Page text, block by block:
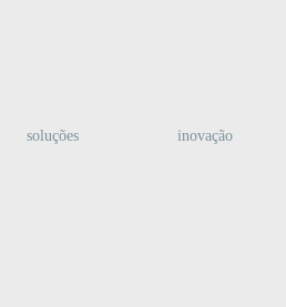
soluções inovação